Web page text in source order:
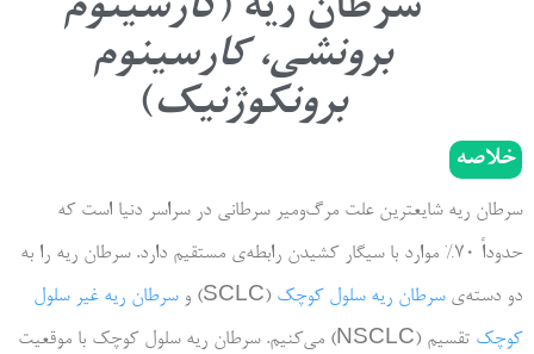
مراحل یا درجه‌بندی
درمان
پیش‌آگهی
پیش‌گیری
برونشی، کارسینوم
برونکوژنیک)
خلاصه
سرطان ریه شایع­ترین علت مرگ‌ومیر سرطانی در سراسر دنیا است که
حدوداً 70% موارد با سیگار کشیدن رابطه­‌ی مستقیم دارد. سرطان ریه را به
دو دسته‌­یسرطان ریه سلول کوچک (SCLC) و
سرطان ریه غیر سلول
کوچک
تقسیم (NSCLC) می­‌کنیم. سرطان ریه سلول کوچک با موقعیت